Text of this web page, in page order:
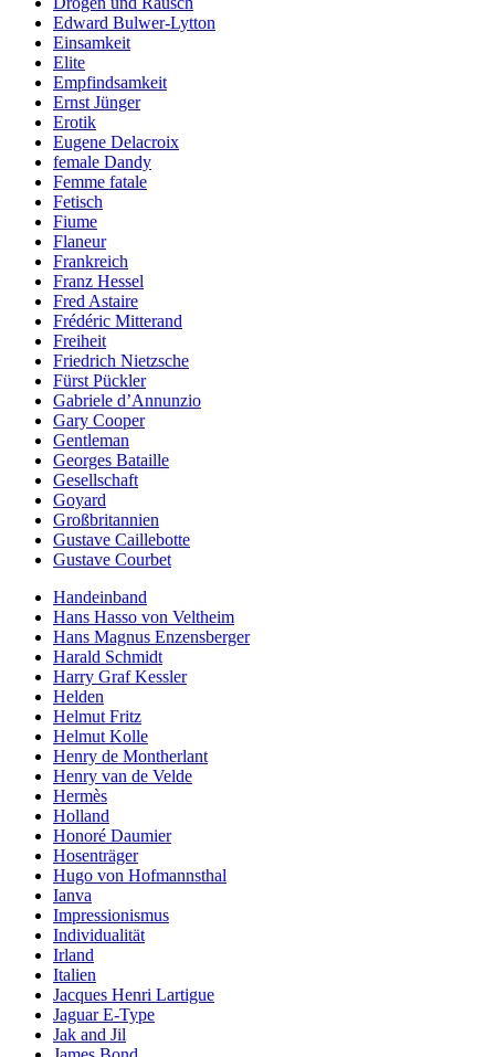
Edward Bulwer-Lytton
Einsamkeit
Elite
Empfindsamkeit
Ernst Jünger
Erotik
Eugene Delacroix
female Dandy
Femme fatale
Fetisch
Fiume
Flaneur
Frankreich
Franz Hessel
Fred Astaire
Frédéric Mitterand
Freiheit
Friedrich Nietzsche
Fürst Pückler
Gabriele d’Annunzio
Gary Cooper
Gentleman
Georges Bataille
Gesellschaft
Goyard
Großbritannien
Gustave Caillebotte
Gustave Courbet
Handeinband
Hans Hasso von Veltheim
Hans Magnus Enzensberger
Harald Schmidt
Harry Graf Kessler
Helden
Helmut Fritz
Helmut Kolle
Henry de Montherlant
Henry van de Velde
Hermès
Holland
Honoré Daumier
Hosenträger
Hugo von Hofmannsthal
Ianva
Impressionismus
Individualität
Irland
Italien
Jacques Henri Lartigue
Jaguar E-Type
Jak and Jil